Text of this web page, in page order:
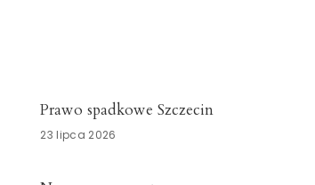
Prawo spadkowe Szczecin
23 lipca 2026